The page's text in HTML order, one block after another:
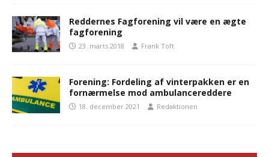
Reddernes Fagforening vil være en ægte
fagforening
23. marts 2018 Frank Toft
Forening: Fordeling af vinterpakken er en
fornærmelse mod ambulancereddere
18. december 2021 Redaktionen